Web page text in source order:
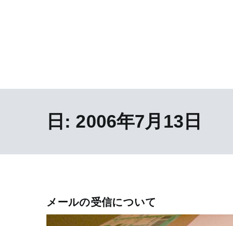
日: 2006年7月13日
メールの受信について